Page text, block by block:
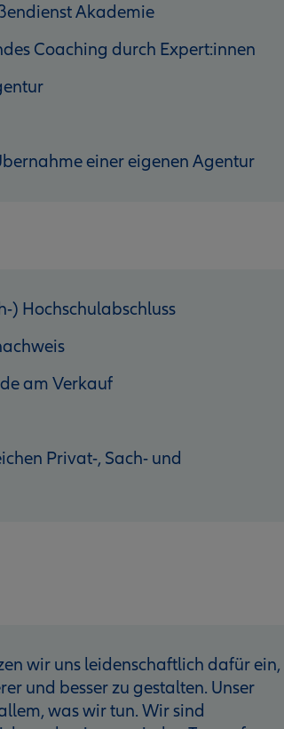
Akademie
Coaching durch Expert:innen
einer eigenen Agentur
) Hochschulabschluss
am Verkauf
Privat-, Sach- und
wir uns leidenschaftlich dafür ein,
und besser zu gestalten. Unser
was wir tun. Wir sind